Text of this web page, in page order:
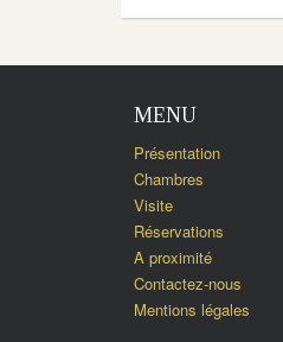
MENU
Présentation
Chambres
Visite
Réservations
A proximité
Contactez-nous
Mentions légales